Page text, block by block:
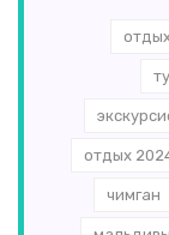
отдых
чимган